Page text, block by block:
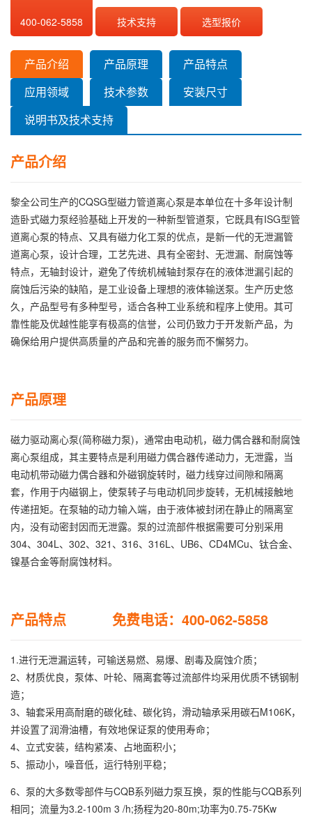
400-062-5858 技术支持 选型报价
产品介绍 产品原理
产品特点
应用领域
技术参数
安装尺寸
说明书及技术支持
产品介绍
黎全公司生产的CQSG型磁力管道离心泵是本单位在十多年设计制
造卧式磁力泵经验基础上开发的一种新型管道泵，它既具有ISG型管
道离心泵的特点、又具有磁力化工泵的优点，是新一代的无泄漏管
道离心泵，设计合理，工艺先进、具有全密封、无泄漏、耐腐蚀等
特点，无轴封设计，避免了传统机械轴封泵存在的液体泄漏引起的
腐蚀后污染的缺陷，是工业设备上理想的液体输送泵。生产历史悠
久，产品型号有多种型号，适合各种工业系统和程序上使用。其可
靠性能及优越性能享有极高的信誉，公司仍致力于开发新产品，为
确保给用户提供高质量的产品和完善的服务而不懈努力。
产品原理
磁力驱动离心泵(简称磁力泵)，通常由电动机，磁力偶合器和耐腐蚀
离心泵组成，其主要特点是利用磁力偶合器传递动力，无泄露，当
电动机带动磁力偶合器和外磁钢旋转时，磁力线穿过间隙和隔离
套，作用于内磁钢上，使泵转子与电动机同步旋转，无机械接触地
传递扭矩。在泵轴的动力输入端，由于液体被封闭在静止的隔离室
内，没有动密封因而无泄露。泵的过流部件根据需要可分别采用
304、304L、302、321、316、316L、UB6、CD4MCu、钛合金、
镍基合金等耐腐蚀材料。
产品特点 免费电话：400-062-5858
1.进行无泄漏运转，可输送易燃、易爆、剧毒及腐蚀介质；
2、材质优良，泵体、叶轮、隔离套等过流部件均采用优质不锈钢制
造；
3、轴套采用高耐磨的碳化硅、碳化钨，滑动轴承采用碳石M106K，
并设置了润滑油槽，有效地保证泵的使用寿命；
4、立式安装，结构紧凑、占地面积小；
5、振动小，噪音低，运行特别平稳；
6、泵的大多数零部件与CQB系列磁力泵互换，泵的性能与CQB系列
相同；流量为3.2-100m 3 /h;扬程为20-80m;功率为0.75-75Kw